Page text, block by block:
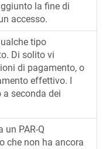
la fine di
accesso.
tipo
Di solito vi
di pagamento, o
effettivo. I
seconda dei
un PAR-Q
che non ha ancora